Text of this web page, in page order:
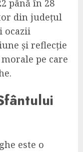
până în 28
din județul
ocazii
și reflecție
pe care
este o